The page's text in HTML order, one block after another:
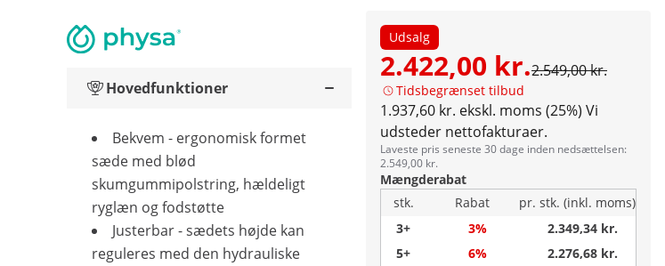
Udsalg
2.422,00 kr.2.549,00 kr.
Tidsbegrænset tilbud
1.937,60 kr. ekskl. moms (25%) Vi
udsteder nettofakturaer.
Laveste pris seneste 30 dage inden nedsættelsen:
2.549,00 kr.
Mængderabat
stk.
Rabat
pr. stk. (inkl. moms)
3+
3%
2.349,34 kr.
5+
6%
2.276,68 kr.
Hovedfunktioner
Bekvem - ergonomisk formet
sæde med blød
skumgummipolstring, hældeligt
ryglæn og fodstøtte
Justerbar - sædets højde kan
reguleres med den hydrauliske